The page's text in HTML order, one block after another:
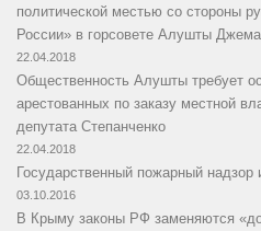
политической местью со стороны
России» в горсовете Алушты
22.04.2018
Общественность Алушты требует
арестованных по заказу местной
депутата Степанченко
22.04.2018
Государственный пожарный надзор
03.10.2016
В Крыму законы РФ заменяются